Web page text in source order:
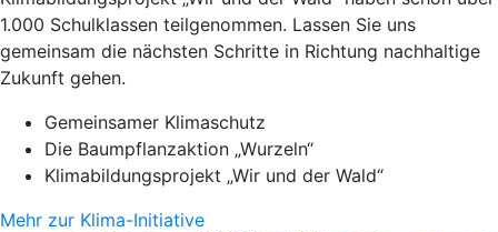
1.000 Schulklassen teilgenommen. Lassen Sie uns
gemeinsam die nächsten Schritte in Richtung nachhaltige
Zukunft gehen.
Gemeinsamer Klimaschutz
Die Baumpflanzaktion „Wurzeln“
Klimabildungsprojekt „Wir und der Wald“
Mehr zur Klima-Initiative